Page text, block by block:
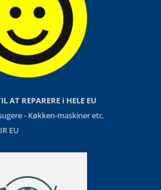
AT REPARERE i HELE EU
- Køkken-maskiner etc.
EU